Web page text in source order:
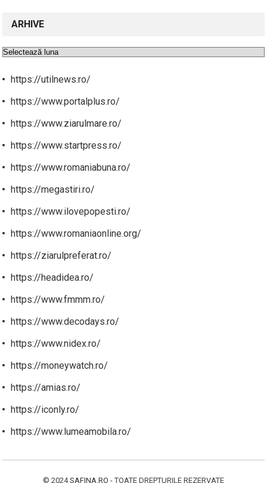
ARHIVE
Arhive
https://utilnews.ro/
https://www.portalplus.ro/
https://www.ziarulmare.ro/
https://www.startpress.ro/
https://www.romaniabuna.ro/
https://megastiri.ro/
https://www.ilovepopesti.ro/
https://www.romaniaonline.org/
https://ziarulpreferat.ro/
https://headidea.ro/
https://www.fmmm.ro/
https://www.decodays.ro/
https://www.nidex.ro/
https://moneywatch.ro/
https://amias.ro/
https://iconly.ro/
https://www.lumeamobila.ro/
© 2024SAFINA.RO - TOATE DREPTURILE REZERVATE